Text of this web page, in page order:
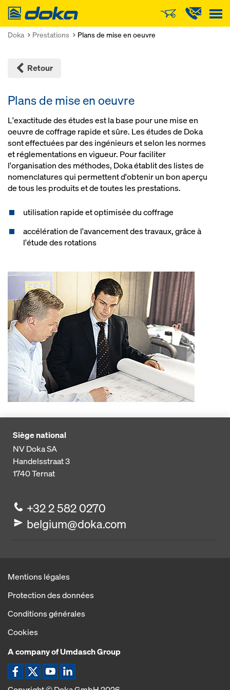
Doka
Doka Prestations Plans de mise en oeuvre
Retour
Plans de mise en oeuvre
L'exactitude des études est la base pour une mise en
oeuvre de coffrage rapide et sûre. Les études de Doka
sont effectuées par des ingénieurs et selon les normes
et réglementations en vigueur. Pour faciliter
l'organisation des méthodes, Doka établit des listes de
nomenclatures qui permettent d'obtenir un bon aperçu
de tous les produits et de toutes les prestations.
utilisation rapide et optimisée du coffrage
accélération de l'avancement des travaux, grâce à
l'étude des rotations
Siège national
NV Doka SA
Handelsstraat 3
1740Ternat
+32 2 582 0270
belgium@doka.com
Mentions légales
Protection des données
Conditions générales
Cookies
A company of Umdasch Group
Icône Facebook
Icône XIcône YouTube
Icône LinkedIn